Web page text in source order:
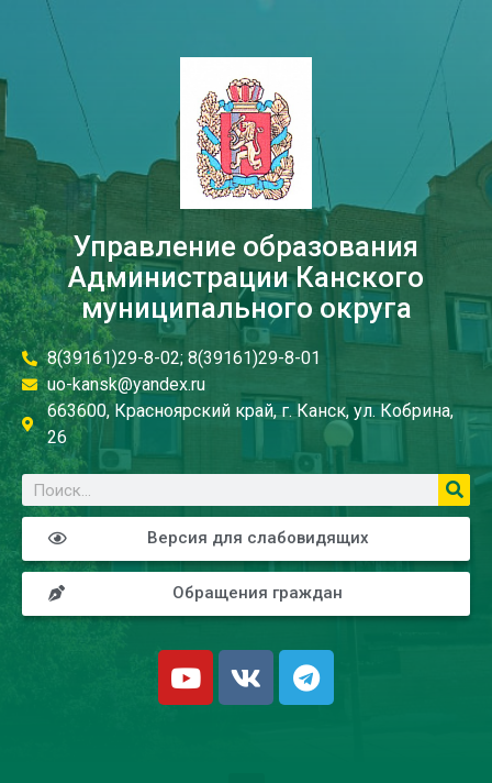
Управление образования
Администрации Канского
муниципального округа
8(39161)29-8-02; 8(39161)29-8-01
uo-kansk@yandex.ru
663600, Красноярский край, г. Канск, ул. Кобрина,
26
Версия для слабовидящих
Обращения граждан